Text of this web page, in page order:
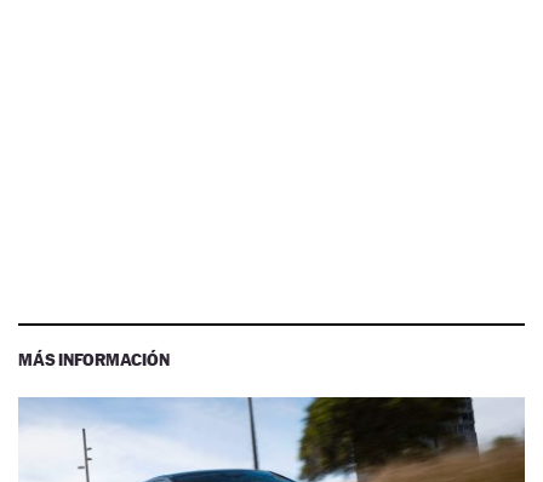
MÁS INFORMACIÓN